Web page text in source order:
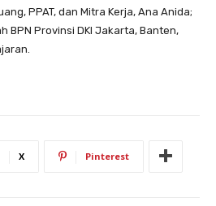
PPAT, dan Mitra Kerja, Ana Anida;
BPN Provinsi DKI Jakarta, Banten,
X Pinterest